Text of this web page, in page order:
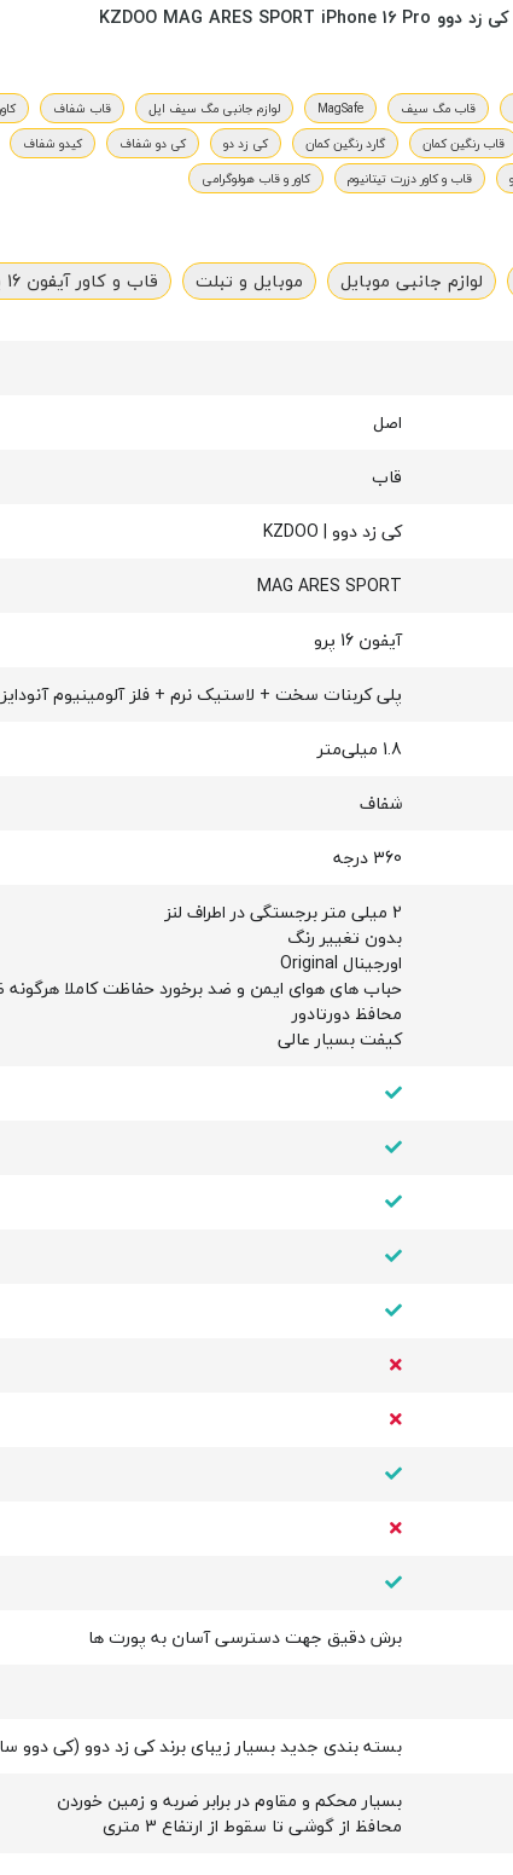
قاب مگ سیف MagSafe لوازم جانبی مگ سیف اپل قاب شفاف
قاب رنگین کمان گارد رنگین کمان کی زد دو کی دو شفاف کیدو شفاف
قاب و کاور دزرت تیتانیوم کاور و قاب هولوگرامی
لوازم جانبی موبایل موبایل و تبلت قاب و کاور آیفون 16 پرو
اصل
قاب
کی زد دوو | KZDOO
MAG ARES SPORT
آیفون 16 پرو
پلی کربنات سخت + لاستیک نرم + فلز آلومینیوم آنودایز
1.8 میلی‌متر
شفاف
360 درجه
2 میلی متر برجستگی در اطراف لنز
بدون تغییر رنگ
اورجینال Original
حباب های هوای ایمن و ضد برخورد حفاظت کاملا
محافظ دورتادور
كيفت بسيار عالی
برش دقیق جهت دسترسی آسان به پورت ها
بسته بندی جدید بسیار زیبای برند کی زد دوو (کی دوو
بسیار محکم و مقاوم در برابر ضربه و زمین خوردن
محافظ از گوشی تا سقوط از ارتفاع 3 متری